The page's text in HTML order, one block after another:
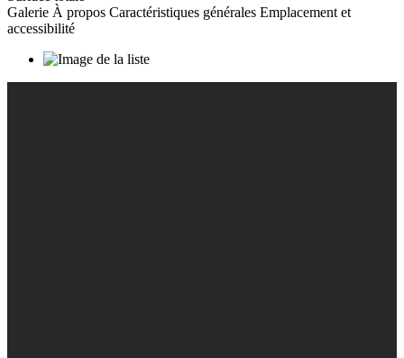
Galerie À propos Caractéristiques générales Emplacement et
accessibilité